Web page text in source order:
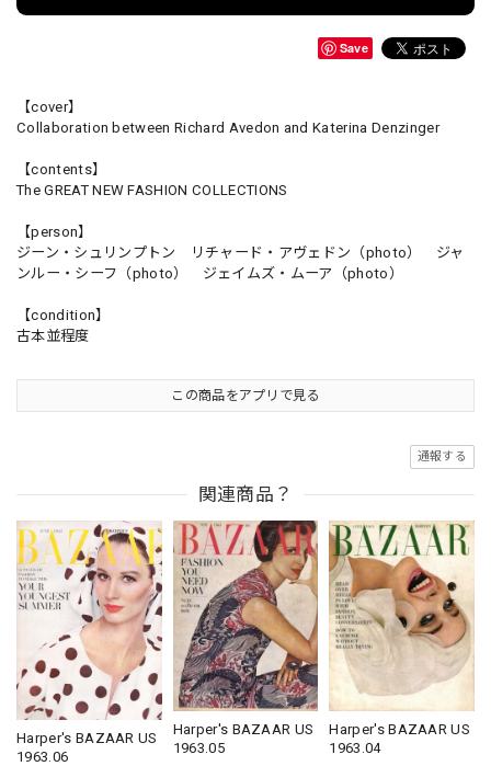
Save
【cover】
Collaboration between Richard Avedon and Katerina Denzinger
【contents】
The GREAT NEW FASHION COLLECTIONS
【person】
ジーン・シュリンプトン リチャード・アヴェドン（photo） ジャ
ンルー・シーフ（photo） ジェイムズ・ムーア（photo）
【condition】
古本並程度
この商品をアプリで見る
通報する
関連商品？
Harper's BAZAAR US
1963.06
Harper's BAZAAR US
1963.05
Harper's BAZAAR US
1963.04